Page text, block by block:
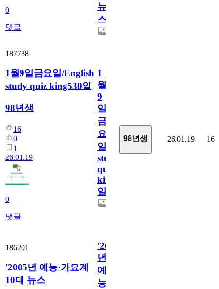
0
댓글
뉴
스
187788
1월9일금요일/English
study quiz king530일
98년생
16
0
1
26.01.19
0
댓글
1
월
9
일
금
요
일/English
study
quiz
king530
일
98년생 26.01.19 16
186201
'2005년 예능·가요계
10대 뉴스
'2005
년
예
능